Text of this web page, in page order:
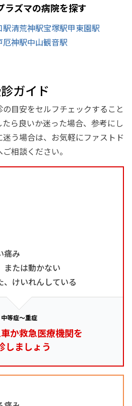
ラズマの病院を探す
駅清荒神駅宝塚駅甲東園駅
厄神駅中山観音駅
ガイド
目安をセルフチェックすること
ら良いか迷った場合、参考にし
う場合は、お気軽にファストド
相談ください。
痛み
または動かない
、けいれんしている
中等症～重症
か救急医療機関を
しましょう